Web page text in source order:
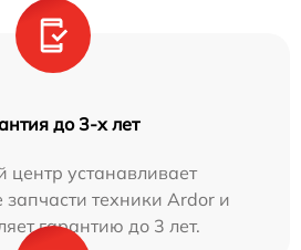
до 3-х лет
центр устанавливает
техники Ardor и
гарантию до 3 лет.